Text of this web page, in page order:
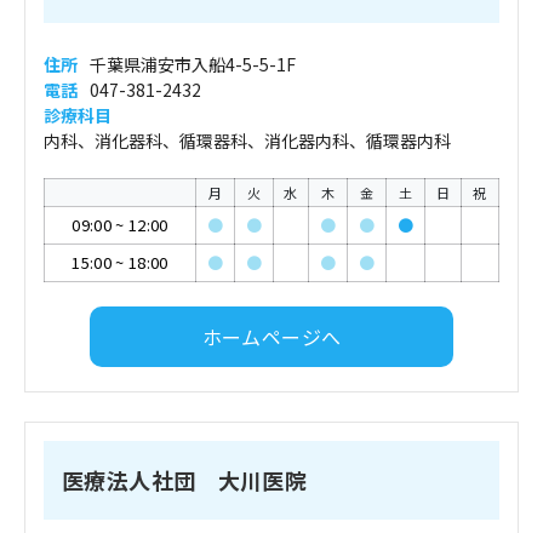
住所 千葉県浦安市入船4-5-5-1F
電話 047-381-2432
診療科目
内科、消化器科、循環器科、消化器内科、循環器内科
月 火 水 木 金 土 日 祝
09:00~ 12:00 ● ● ● ●
●
15:00~ 18:00 ● ● ● ●
ホームページへ
医療法人社団 大川医院